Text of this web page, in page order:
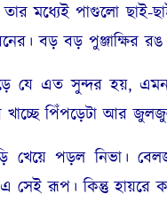
তার মধ্যেই পাগুলো ছাই-
বড় বড় পুঞ্জাক্ষির
এত সুন্দর হয়, এমন
পিঁপড়েটা আর
পড়ল নিভা।
সেই রূপ। কিন্তু হায়রে